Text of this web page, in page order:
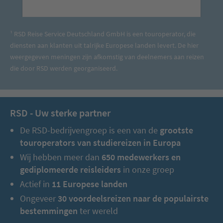
¹ RSD Reise Service Deutschland GmbH is een touroperator, die
diensten aan klanten uit talrijke Europese landen levert. De hier
weergegeven meningen zijn afkomstig van deelnemers aan reizen
die door RSD werden georganiseerd.
RSD - Uw sterke partner
De RSD-bedrijvengroep is een van de grootste
touroperators van studiereizen in Europa
Wij hebben meer dan 650 medewerkers en
gediplomeerde reisleiders in onze groep
Actief in 11 Europese landen
Ongeveer 30 voordeelsreizen naar de populairste
bestemmingen ter wereld